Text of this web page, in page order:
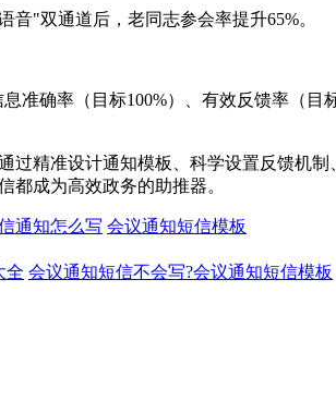
"双通道后，老同志参会率提升65%。
准确率（目标100%）、有效反馈率（
精准设计通知模板、科学设置反馈机
都成为高效政务的助推器。
通知怎么写 会议通知短信模板
全 会议通知短信不会写?会议通知短信模板